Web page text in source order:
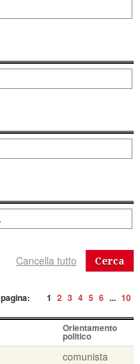
Cerca
pagina: 1 2 3 4 5 6 ... 10
Orientamento
politico
comunista